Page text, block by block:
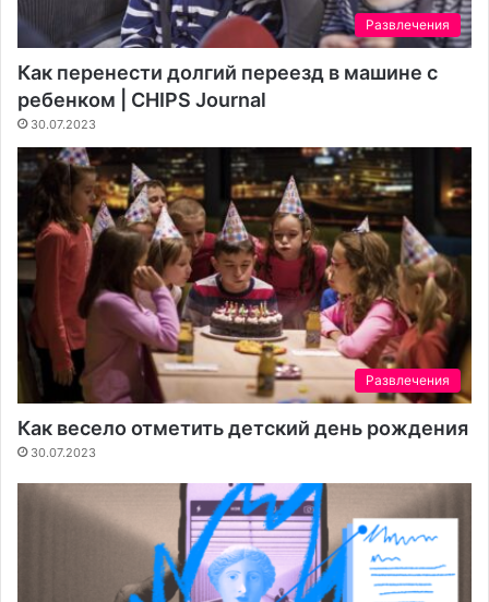
Развлечения
Как перенести долгий переезд в машине с
ребенком | CHIPS Journal
30.07.2023
Развлечения
Как весело отметить детский день рождения
30.07.2023